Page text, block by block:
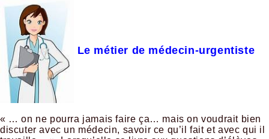
Le métier de médecin-urgentiste
« … on ne pourra jamais faire ça… mais on voudrait bien
discuter avec un médecin, savoir ce qu’il fait et avec qui il